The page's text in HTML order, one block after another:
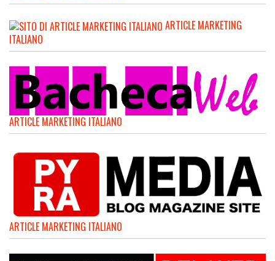
ARTICLE MARKETING
ITALIANO
ARTICLE MARKETING ITALIANO
ARTICLE MARKETING ITALIANO